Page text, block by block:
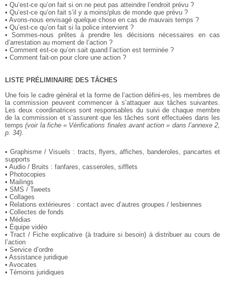
• Qu’est-ce qu’on fait si on ne peut pas atteindre l’endroit prévu ?
• Qu’est-ce qu’on fait s’il y a moins/plus de monde que prévu ?
• Avons-nous envisagé quelque chose en cas de mauvais temps ?
• Qu’est-ce qu’on fait si la police intervient ?
• Sommes-nous prêtes à prendre les décisions nécessaires en cas
d’arrestation au moment de l’action ?
• Comment est-ce qu’on sait quand l’action est terminée ?
• Comment fait-on pour clore une action ?
LISTE PRÉLIMINAIRE DES TÂCHES
Une fois le cadre général et la forme de l’action défini-es, les membres de
la commission peuvent commencer à s’attaquer aux tâches suivantes.
Les deux coordinatrices sont responsables du suivi de chaque membre
de la commission et s’assurent que les tâches sont effectuées dans les
temps (voir la fiche « Vérifications finales avant action » dans l’annexe 2,
p. 34)
• Graphisme / Visuels : tracts, flyers, affiches, banderoles, pancartes et
supports
• Audio / Bruits : fanfares, casseroles, sifflets
• Photocopies
• Mailings
• SMS / Tweets
• Collages
• Relations extérieures : contact avec d’autres groupes / lesbiennes
• Collectes de fonds
• Médias
• Équipe vidéo
• Tract / Fiche explicative (à traduire si besoin) à distribuer au cours de
l’action
• Service d’ordre
• Assistance juridique
• Avocates
• Témoins juridiques